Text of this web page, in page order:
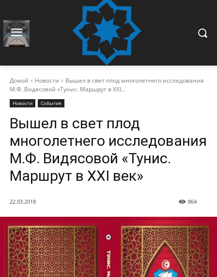
Домой Новости
Вышел в свет плод многолетнего исследования
М.Ф. Видясовой «Тунис. Маршрут в XXI...
Новости События
Вышел в свет плод
многолетнего исследования
М.Ф. Видясовой «Тунис.
Маршрут в XXI век»
22.03.2018 864